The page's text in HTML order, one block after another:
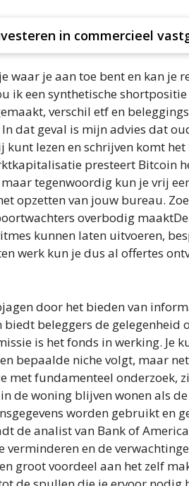
in commercieel
waar je aan toe bent en kan je
ik een synthetische
verschil etf en
dat geval is mijn advies dat
lezen en schrijven komt
presteert Bitcoin
tegenwoordig kun je vrij
opzetten van jouw bureau.
overbodig
kunnen laten uitvoeren,
werk kun je dus al offertes
door het bieden van
beleggers de
is het fonds in werking. Je
bepaalde niche volgt, maar
met fundamenteel onderzoek,
de woning blijven wonen als
worden gebruikt en
de analist van Bank of
en de
groot voordeel aan het zelf